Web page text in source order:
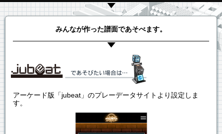
みんなが作った譜面であそべます。
アーケード版「jubeat」のプレーデータサイトより設定しま
す。